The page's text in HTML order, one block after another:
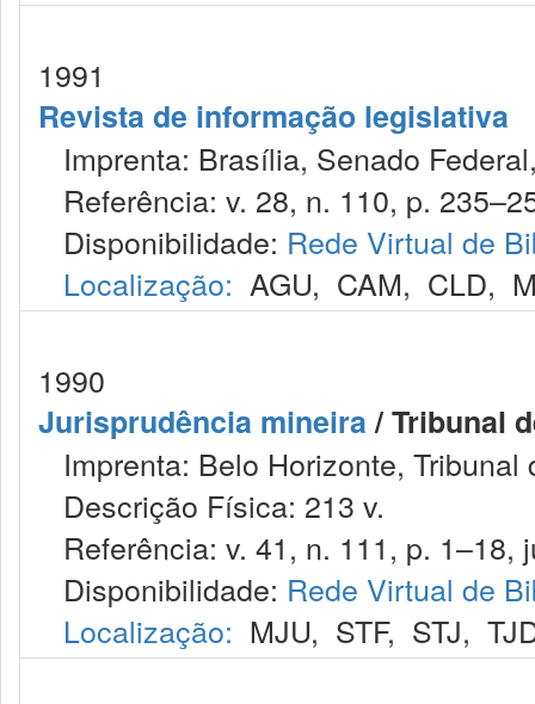
1991
Revista de informação legislativa
Imprenta: Brasília, Senado
Referência: v. 28, n. 110, p.
Disponibilidade: Rede Virtual de
Localização: AGU, CAM, CLD,
1990
Jurisprudência mineira/ Tribunal
Imprenta: Belo Horizonte,
Descrição Física: 213 v.
Referência: v. 41, n. 111, p. 1–18,
Disponibilidade: Rede Virtual de
Localização: MJU, STF, STJ,